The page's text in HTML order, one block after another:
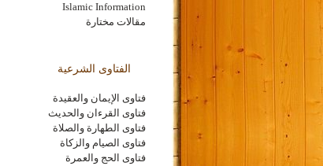
Islamic Information
مقالات مختارة
الفتاوى الشرعية
فتاوى الإيمان والعقيدة
فتاوى القرءان والحديث
فتاوى الطهارة والصلاة
فتاوى الصيام والزكاة
فتاوى الحج والعمرة